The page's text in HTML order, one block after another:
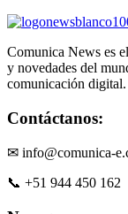
Comunica News es
y novedades del
comunicación digital.
Contáctanos:
✉ info@comunica-
📞 +51 944 450 162